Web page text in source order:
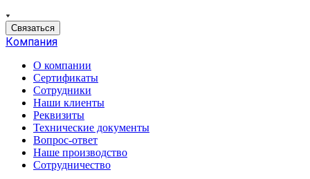
Связаться
Компания
О компании
Сертификаты
Сотрудники
Наши клиенты
Реквизиты
Технические документы
Вопрос-ответ
Наше производство
Сотрудничество